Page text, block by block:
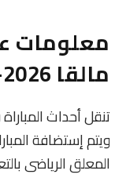
معلومات
مالقا 2026-01-18
تنقل أحداث
ويتم إستضافة
المعلق الرياضى